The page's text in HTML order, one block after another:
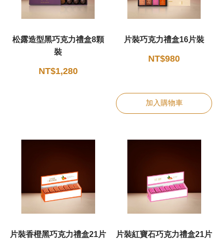
巧克力餅乾
松露造型黑巧克力禮盒8顆
裝
NT$1,280
片裝巧克力禮盒16片裝
NT$980
加入購物車
片裝香橙黑巧克力禮盒21片
片裝紅寶石巧克力禮盒21片